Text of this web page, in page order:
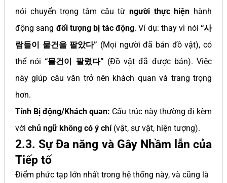
nói chuyển trọng tâm câu từ người thực hiện hành
động sang đối tượng bị tác động. Ví dụ: thay vì nói“사
람들이 물건을 팔았다” (Mọi người đã bán đồ vật), có
thể nói“물건이 팔렸다” (Đồ vật đã được bán). Việc
này giúp câu văn trở nên khách quan và trang trọng
hơn.
Tính Bị động/Khách quan: Cấu trúc này thường đi kèm
với chủ ngữ không có ý chí(vật, sự vật, hiện tượng).
2.3. Sự Đa năng và Gây Nhầm lẫn của
Tiếp tố
Điểm phức tạp lớn nhất trong hệ thống này, và cũng là